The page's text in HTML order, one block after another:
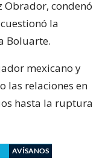
Obrador, condenó
la
Boluarte.
mexicano y
las relaciones en
hasta la ruptura
AVÍSANOS